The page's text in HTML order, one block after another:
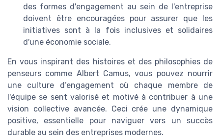
des formes d'engagement au sein de l'entreprise
doivent être encouragées pour assurer que les
initiatives sont à la fois inclusives et solidaires
d'une économie sociale.
En vous inspirant des histoires et des philosophies de
penseurs comme Albert Camus, vous pouvez nourrir
une culture d’engagement où chaque membre de
l'équipe se sent valorisé et motivé à contribuer à une
vision collective avancée. Ceci crée une dynamique
positive, essentielle pour naviguer vers un succès
durable au sein des entreprises modernes.